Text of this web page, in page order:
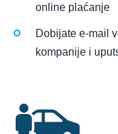
online plaćanje
Dobijate e-mail
kompanije i